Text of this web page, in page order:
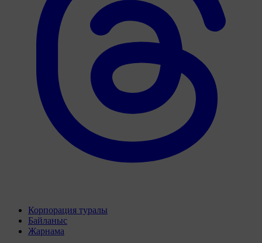
Корпорация туралы
Байланыс
Жарнама